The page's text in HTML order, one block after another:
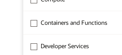
Containers and Functions
Developer Services